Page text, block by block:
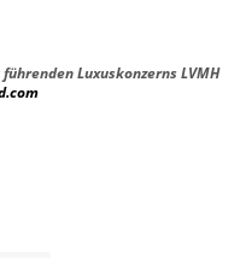
Luxuskonzerns LVMH